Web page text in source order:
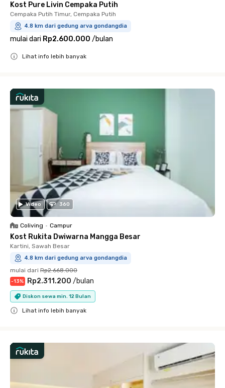
Kost Pure Livin Cempaka Putih
Cempaka Putih Timur, Cempaka Putih
4.8 km dari gedung arva gondangdia
mulai dari Rp2.600.000 /bulan
Lihat info lebih banyak
Video 360
Coliving • Campur
Kost Rukita Dwiwarna Mangga Besar
Kartini, Sawah Besar
4.8 km dari gedung arva gondangdia
mulai dari Rp2.668.000
-13% Rp2.311.200 /bulan
Diskon sewa min. 12 Bulan
Lihat info lebih banyak